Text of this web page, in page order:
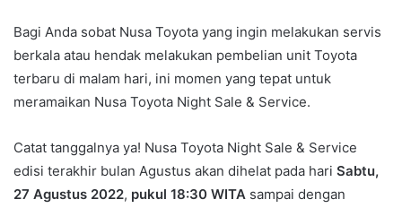
Bagi Anda sobat Nusa Toyota yang ingin melakukan servis
berkala atau hendak melakukan pembelian unit Toyota
terbaru di malam hari, ini momen yang tepat untuk
meramaikan Nusa Toyota Night Sale & Service.
Catat tanggalnya ya! Nusa Toyota Night Sale & Service
edisi terakhir bulan Agustus akan dihelat pada hari Sabtu,
27 Agustus 2022, pukul 18:30 WITA sampai dengan